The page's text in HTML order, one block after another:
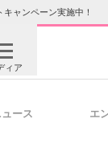
ャンペーン実施中！
ィア
ュース エ